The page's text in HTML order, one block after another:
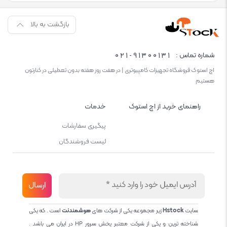
بازگشت به بالا
شماره تماس : 021-91300131
اچ استوک فروشگاه تجهیزات کامپیوتری | در هفت روز هفته بدون تعطیلی در کنارتون
هستیم
راهنمای خرید از اچ استوک خدمات
پیگیری سفارشات
لیست فروشندگان
سایتHstockزیر مجموعه یکی از شرکت هایهوشمندنتاست . که یکی
شناخته ترین و یکی از شرکت معتبر پخش سرور HP در ایران می باشد .